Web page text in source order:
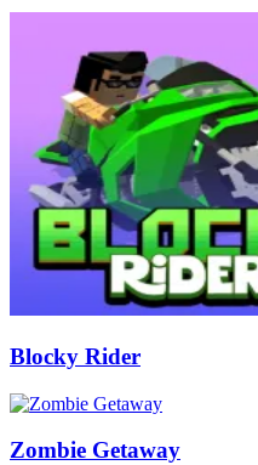
Blocky Rider
Zombie Getaway